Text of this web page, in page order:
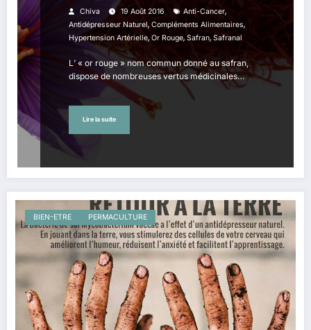
Chiva 19 Août 2016 Anti-Cancer,
Antidépresseur Naturel, Compléments Alimentaires,
Hypertension Artérielle,Or Rouge, Safran, Safranal
L’ « or rouge » nom commun donné au safran,
dispose de nombreuses vertus médicinales…
Lire la suite
BIEN-ETRE PERMACULTURE